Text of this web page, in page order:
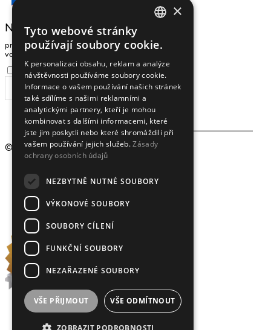
NEWSLETTER
pro zasílání zpráv a novinek zadejte prosím
vaši e-mailovou adresu
Souhlasím se zpracováním osobních údajů
ODEBÍRAT
© 2009 - 2026Crystalex CZ, s.r.o.
×
Tyto webové stránky
používají soubory cookie.
K personalizaci obsahu, reklam a analýze
návštěvnosti používáme soubory cookie.
Informace o vašem používání našich stránek
také sdílíme s našimi reklamními a
analytickými partnery, kteří je mohou
kombinovat s dalšími informacemi, které
jste jim poskytli nebo které shromáždili při
vašem používání jejich služeb.Zásady
ochrany osobních údajů
NEZBYTNĚ NUTNÉ SOUBORY
VÝKONOVÉ SOUBORY
SOUBORY CÍLENÍ
FUNKČNÍ SOUBORY
NEZAŘAZENÉ SOUBORY
VŠE PŘIJMOUT VŠE ODMÍTNOUT
ZOBRAZIT PODROBNOSTI